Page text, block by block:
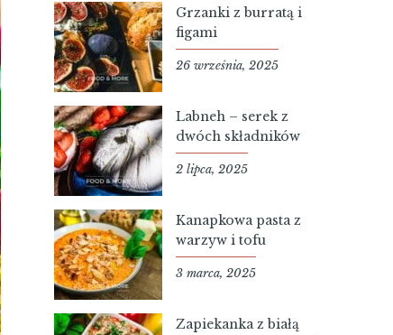
Grzanki z burratą i
figami
26 września, 2025
Labneh – serek z
dwóch składników
2 lipca, 2025
Kanapkowa pasta z
warzyw i tofu
3 marca, 2025
Zapiekanka z białą